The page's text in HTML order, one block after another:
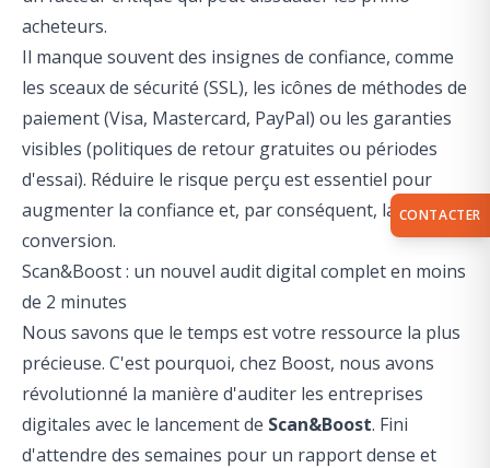
acheteurs.
Il manque souvent des insignes de confiance, comme
les sceaux de sécurité (SSL), les icônes de méthodes de
paiement (Visa, Mastercard, PayPal) ou les garanties
visibles (politiques de retour gratuites ou périodes
d'essai). Réduire le risque perçu est essentiel pour
augmenter la confiance et, par conséquent, la
conversion.
Scan&Boost : un nouvel audit digital complet en moins
de 2 minutes
Nous savons que le temps est votre ressource la plus
précieuse. C'est pourquoi, chez Boost, nous avons
révolutionné la manière d'auditer les entreprises
digitales avec le lancement de Scan&Boost. Fini
d'attendre des semaines pour un rapport dense et
CONTACTER